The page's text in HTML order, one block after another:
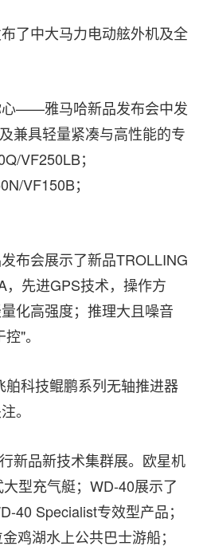
了中大马力电动舷外机及全
心——雅马哈新品发布会中发
兼具轻量紧凑与高性能的专
VF250LB；
VF150B；
布会展示了新品TROLLING
，先进GPS技术，操作方
化高强度；推理大且噪音
"。
科技鲲鹏系列无轴推进器
。
新品新技术集群展。欧星机
型充气艇；WD-40展示了
40 Specialist专效型产品；
鸡湖水上公共巴士游船；